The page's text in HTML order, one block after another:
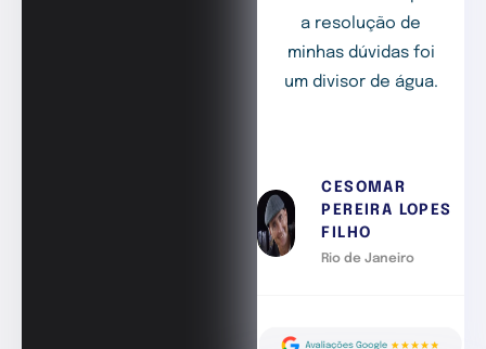
a resolução de
minhas dúvidas foi
um divisor de água.
CESOMAR
PEREIRA LOPES
FILHO
Rio de Janeiro